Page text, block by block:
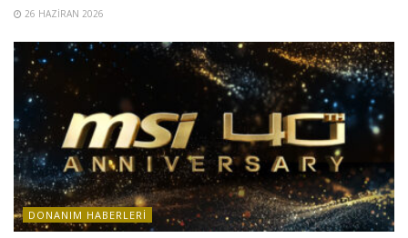
26 HAZIRAN 2026
DONANIM HABERLERI